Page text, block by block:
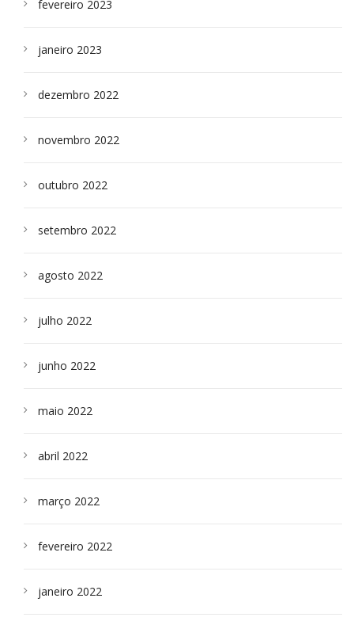
fevereiro 2023
janeiro 2023
dezembro 2022
novembro 2022
outubro 2022
setembro 2022
agosto 2022
julho 2022
junho 2022
maio 2022
abril 2022
março 2022
fevereiro 2022
janeiro 2022